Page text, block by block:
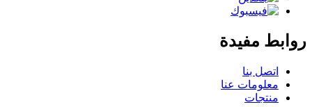
روابط مفيدة
اتصل بنا
معلومات عنا
منتجات